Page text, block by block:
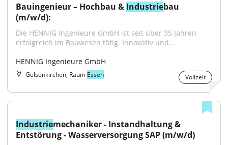
Bauingenieur – Hochbau & Industriebau
(m/w/d):
Die HENNIG Ingenieure GmbH ist seit über 35 Jahren
erfolgreich im Bauwesen tätig. Innovativ und...
HENNIG Ingenieure GmbH
Gelsenkirchen, Raum Essen Vollzeit
Industriemechaniker - Instandhaltung &
Entstörung - Wasserversorgung SAP (m/w/d)